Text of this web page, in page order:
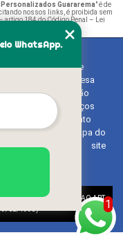
Guararema" é de
nossos links, é proibida sem
artigo 184 do Código Penal –
Lei
do Alto)
Home
Empresa
Missão
Serviços
Contato
Mapa do
site
Copyright
BALAO ART1
WhatsApp.